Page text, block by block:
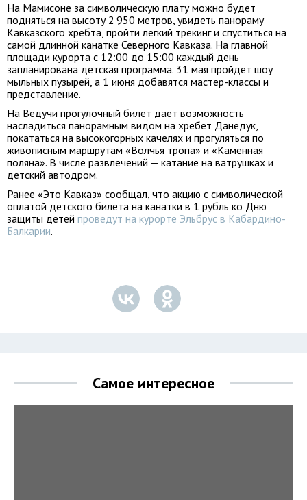
На Мамисоне за символическую плату можно будет
подняться на высоту 2 950 метров, увидеть панораму
Кавказского хребта, пройти легкий трекинг и спуститься на
самой длинной канатке Северного Кавказа. На главной
площади курорта с 12:00 до 15:00 каждый день
запланирована детская программа. 31 мая пройдет шоу
мыльных пузырей, а 1 июня добавятся мастер-классы и
представление.
На Ведучи прогулочный билет дает возможность
насладиться панорамным видом на хребет Данедук,
покататься на высокогорных качелях и прогуляться по
живописным маршрутам «Волчья тропа» и «Каменная
поляна». В числе развлечений — катание на ватрушках и
детский автодром.
Ранее «Это Кавказ» сообщал, что акцию с символической
оплатой детского билета на канатки в 1 рубль ко Дню
защиты детей проведут на курорте Эльбрус в Кабардино-
Балкарии.
Самое интересное